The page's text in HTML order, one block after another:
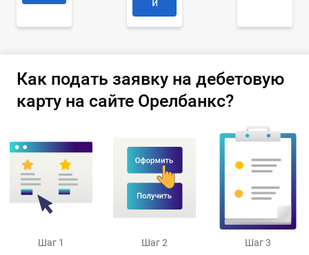
Как подать заявку на дебетовую
карту на сайте Орелбанкс?
Шаг 1
Шаг 2
Шаг 3